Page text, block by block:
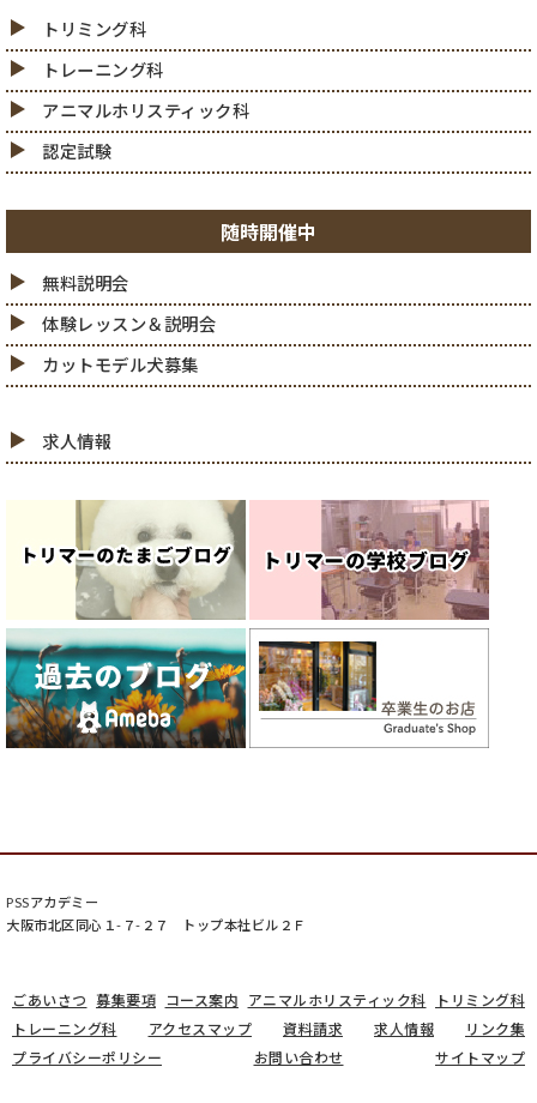
トリミング科
トレーニング科
アニマルホリスティック科
認定試験
随時開催中
無料説明会
体験レッスン＆説明会
カットモデル犬募集
求人情報
PSSアカデミー
大阪市北区同心１-７-２７ トップ本社ビル２Ｆ
ごあいさつ 募集要項 コース案内 アニマルホリスティック科
トリミング科
トレーニング科
アクセスマップ 資料請求 求人情報
リンク集
プライバシーポリシー
お問い合わせ サイトマップ